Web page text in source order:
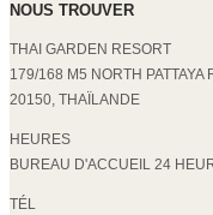
NOUS TROUVER
THAI GARDEN RESORT
179/168 M5 NORTH
20150, THAÏLANDE
HEURES
BUREAU D'ACCUEIL 24
TÉL